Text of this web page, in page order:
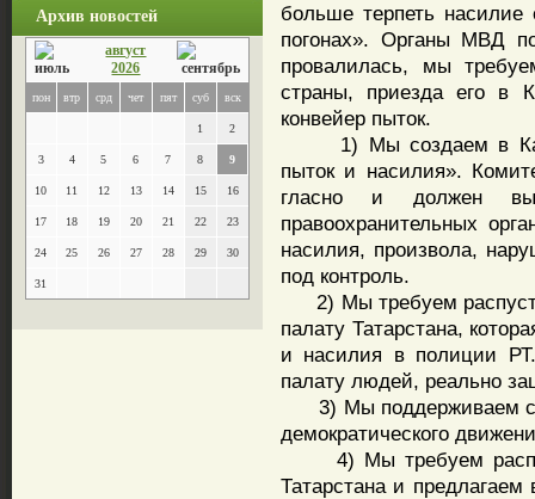
Архив новостей
август
2026
пон втр срд чет пят суб вск
1 2
3 4 5 6 7 8 9
10 11 12 13 14 15 16
17 18 19 20 21 22 23
24 25 26 27 28 29 30
31
больше терпеть насилие
погонах». Органы МВД
провалилась, мы
страны, приезда его в
конвейер пыток.
1) Мы создаем в
пыток и насилия».
гласно и должен
правоохранительных
насилия, произвола,
под контроль.
2) Мы требуем
палату Татарстана,
и насилия в полиции
палату людей, реально
3) Мы поддерживаем
демократического
4) Мы требуем
Татарстана и